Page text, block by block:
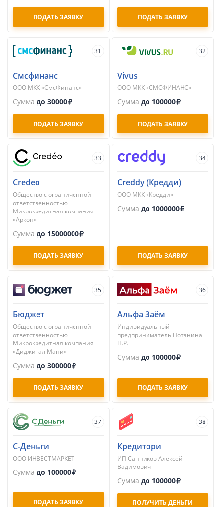
ПОДАТЬ ЗАЯВКУ ПОДАТЬ ЗАЯВКУ
31
Смсфинанс
ООО МКК «СмсФинанс»
Сумма до 30000
ПОДАТЬ ЗАЯВКУ
32
Vivus
ООО МКК «СМСФИНАНС»
Сумма до 100000
ПОДАТЬ ЗАЯВКУ
33
Credeo
Общество с ограниченной
ответственностью
Микрокредитная компания
«Аркон»
Сумма до 15000000
ПОДАТЬ ЗАЯВКУ
34
Creddy (Кредди)
ООО МКК «Кредди»
Сумма до 1000000
ПОДАТЬ ЗАЯВКУ
35
Бюджет
Общество с ограниченной
ответственностью
Микрокредитная компания
«Диджитал Мани»
Сумма до 300000
ПОДАТЬ ЗАЯВКУ
36
Альфа Заём
Индивидуальный
предприниматель Потанина
Н.Р.
Сумма до 100000
ПОДАТЬ ЗАЯВКУ
37
С-Деньги
ООО ИНВЕСТМАРКЕТ
Сумма до 100000
ПОДАТЬ ЗАЯВКУ
38
Кредитори
ИП Санников Алексей
Вадимович
Сумма до 100000
ПОЛУЧИТЬ ДЕНЬГИ